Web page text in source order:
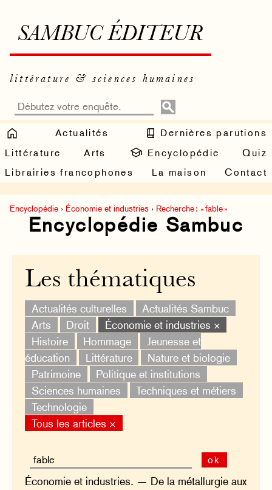
SAMBUC ÉDITEUR
littérature & sciences humaines
Actualités
Dernières parutions
Littérature
Arts Encyclopédie
Quiz
Librairies francophones
La maison Contact
Encyclopédie › Économie et industries › Recherche : « fable »
Encyclopédie Sambuc
Les thématiques
Actualités culturelles
Actualités Sambuc
Arts
Droit
Économie et industries ×
Histoire
Hommage
Jeunesse et
éducation
Littérature
Nature et biologie
Patrimoine
Politique et institutions
Sciences humaines
Techniques et métiers
Technologie
Tous les articles ×
ok
Économie et industries. — De la métallurgie aux